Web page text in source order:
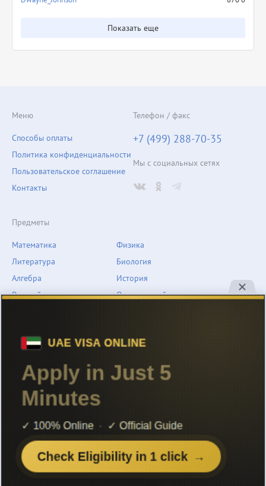
Показать еще
Предметы
Математика
Литература
Алгебра
Русский язык
Физика
Биология
История
Окружающий мир
Обществознание
Немецкий язык
Технологии
Человек и мир
Музыка
Другое
Меню
Способы оплаты
Политика конфиденциальности
Пользовательское соглашение
Контакты
Телефон / факс
+7 (499) 288-70-35
Мы с социальных сетях
support@znarium.com